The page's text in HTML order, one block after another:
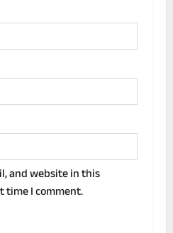
and website in this
time I comment.